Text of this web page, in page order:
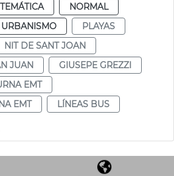
NORMAL
PLAYAS
NIT DE SANT JOAN
JUAN
GIUSEPE GREZZI
EMT
EMT
LÍNEAS BUS